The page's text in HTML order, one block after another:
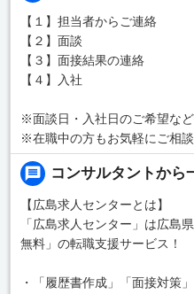
【１】担当者からご連絡
【２】面談
【３】面接結果の連絡
【４】入社
※面談日・入社日のご希望な
※在職中の方もお気軽にご相談
コンサルタントから
【広島求人センターとは】
「広島求人センター」は広島
無料」の転職支援サービス！
・「履歴書作成」「面接対策